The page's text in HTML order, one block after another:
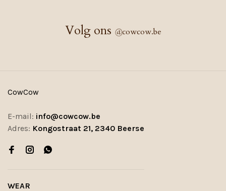
Volg ons @cowcow.be
CowCow
E-mail: info@cowcow.be
Adres: Kongostraat 21, 2340 Beerse
WEAR